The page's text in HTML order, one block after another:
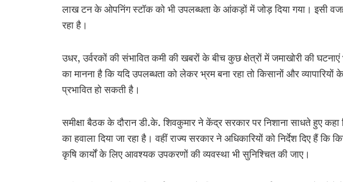
लाख टन के ओपनिंग स्टॉक को भी उपलब्धता के आंकड़ों में जोड़ दिया गया। इसी
रहा है।
उधर, उर्वरकों की संभावित कमी की खबरों के बीच कुछ क्षेत्रों में जमाखोरी की
का मानना है कि यदि उपलब्धता को लेकर भ्रम बना रहा तो किसानों और
प्रभावित हो सकती है।
समीक्षा बैठक के दौरान डी.के. शिवकुमार ने केंद्र सरकार पर निशाना साधते हुए
का हवाला दिया जा रहा है। वहीं राज्य सरकार ने अधिकारियों को निर्देश दिए हैं
कृषि कार्यों के लिए आवश्यक उपकरणों की व्यवस्था भी सुनिश्चित की जाए।